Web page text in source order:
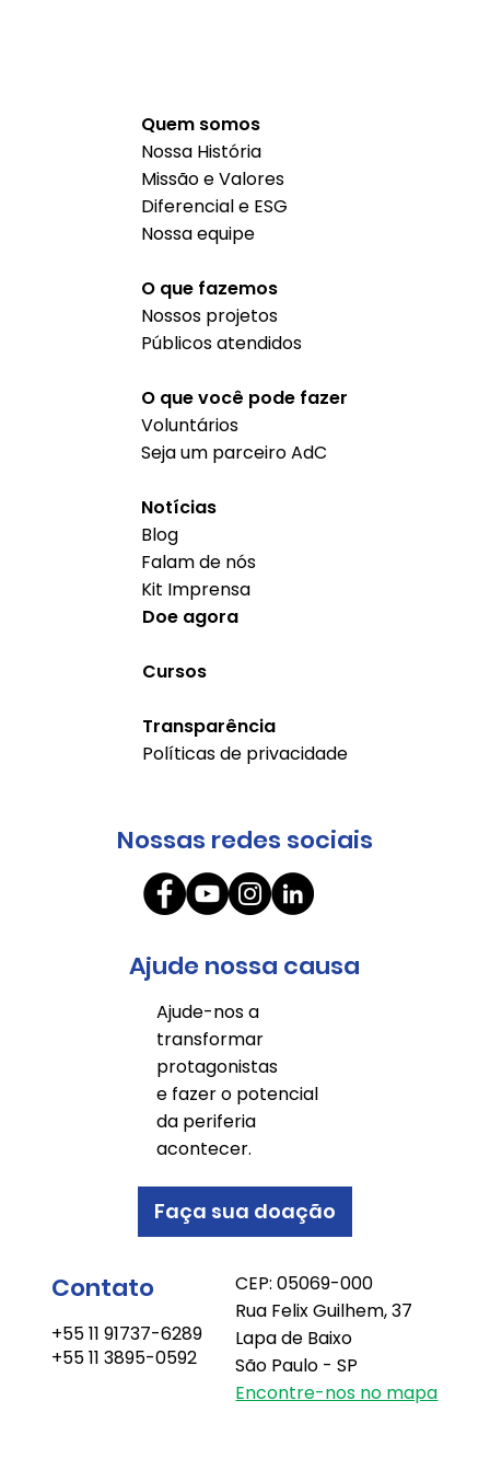
Nossas redes sociais
Ajude nossa causa
Ajude-nos a
transformar
protagonistas
e fazer o potencial
da periferia
acontecer.
Faça sua doação
Contato
+55 11 91737-6289
+55 11 3895-0592
CEP: 05069-000
Rua Felix Guilhem, 37
Lapa de Baixo
São Paulo - SP
Encontre-nos no mapa
Quem somos
Nossa História
Missão e Valores
Diferencial e ESG
Nossa equipe
O que fazemos
Nossos projetos
Públicos atendidos
O que você pode fazer
Voluntários
Seja um parceiro AdC
Notícias
Blog
Falam de nós
Kit Imprensa
Doe agora
Cursos
Transparência
Políticas de privacidade